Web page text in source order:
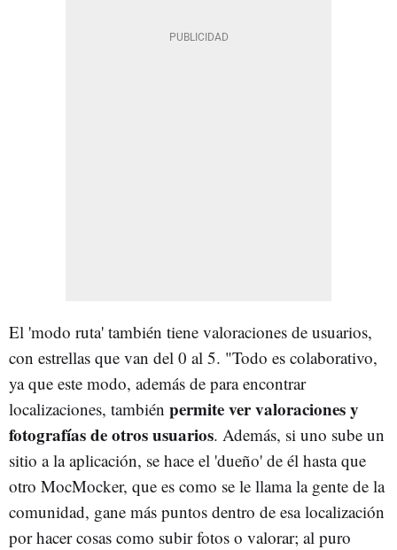
El 'modo ruta' también tiene valoraciones de usuarios,
con estrellas que van del 0 al 5. "Todo es colaborativo,
ya que este modo, además de para encontrar
localizaciones, también permite ver valoraciones y
fotografías de otros usuarios. Además, si uno sube un
sitio a la aplicación, se hace el 'dueño' de él hasta que
otro MocMocker, que es como se le llama la gente de la
comunidad, gane más puntos dentro de esa localización
por hacer cosas como subir fotos o valorar; al puro